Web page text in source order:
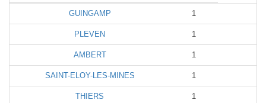
GUINGAMP 1
PLEVEN 1
AMBERT 1
SAINT-ELOY-LES-MINES 1
THIERS 1